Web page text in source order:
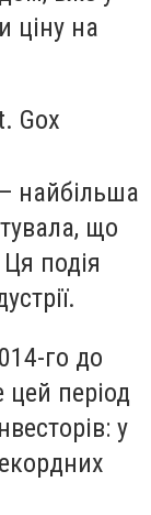
ціну на
Gox
найбільша
що
подія
го до
цей період
у